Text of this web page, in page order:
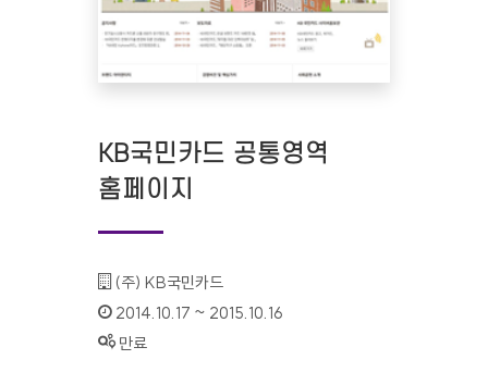
KB국민카드 공통영역
홈페이지
기관명 :
(주) KB국민카드
인증기간 :
2014.10.17 ~ 2015.10.16
상태 :
만료